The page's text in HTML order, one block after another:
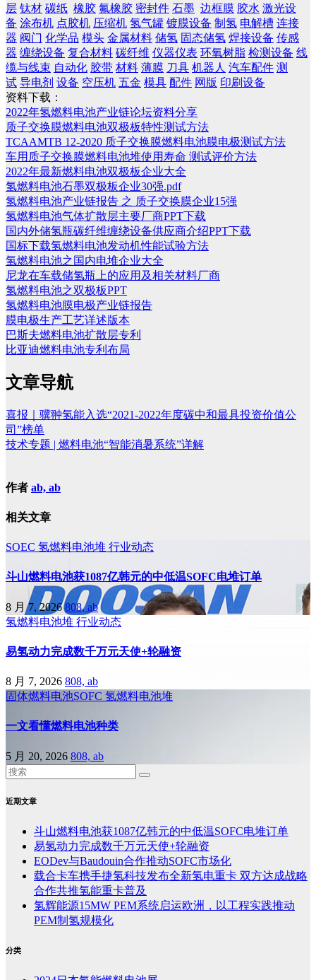
层 钛材 碳纸 橡胶 氟橡胶 密封件 石墨 边框膜 胶水 激光设
备 涂布机 点胶机 压缩机 氢气罐 镀膜设备 制氢 电解槽 连接
器 阀门 化学品 模头 金属材料 储氢 固态储氢 焊接设备 传感
器 缠绕设备 复合材料 碳纤维 仪器仪表 环氧树脂 检测设备 线
缆与线束 自动化 胶带 材料 薄膜 刀具 机器人 汽车配件 测
试 导电剂 设备 空压机 五金 模具 配件 网版 印刷设备
资料下载：
2022年氢燃料电池产业链论坛资料分享
质子交换膜燃料电池双极板特性测试方法
TCAAMTB 12-2020 质子交换膜燃料电池膜电极测试方法
车用质子交换膜燃料电池堆使用寿命 测试评价方法
2022年最新燃料电池双极板企业大全
氢燃料电池石墨双极板企业30强.pdf
氢燃料电池产业链报告 之 质子交换膜企业15强
氢燃料电池气体扩散层主要厂商PPT下载
国内外储氢瓶碳纤维缠绕设备供应商介绍PPT下载
国标下载氢燃料电池发动机性能试验方法
氢燃料电池之国内电堆企业大全
尼龙在车载储氢瓶上的应用及相关材料厂商
氢燃料电池之双极板PPT
氢燃料电池膜电极产业链报告
膜电极生产工艺详述版本
巴斯夫燃料电池扩散层专利
比亚迪燃料电池专利布局
文章导航
喜报｜骥翀氢能入选“2021-2022年度碳中和最具投资价值公
司”榜单
技术专题 | 燃料电池“智能消暑系统”详解
作者 ab, ab
相关文章
SOEC 氢燃料电池堆 行业动态
斗山燃料电池获1087亿韩元的中低温SOFC电堆订单
8 月 7, 2026808, ab
氢燃料电池堆 行业动态
易氢动力完成数千万元天使+轮融资
8 月 7, 2026 808, ab
固体燃料电池SOFC 氢燃料电池堆
一文看懂燃料电池种类
5 月 20, 2026 808, ab
近期文章
斗山燃料电池获1087亿韩元的中低温SOFC电堆订单
易氢动力完成数千万元天使+轮融资
EODev与Baudouin合作推动SOFC市场化
载合卡车携手捷氢科技发布全新氢电重卡 双方达成战略
合作共推氢能重卡普及
氢辉能源15MW PEM系统启运欧洲，以工程实践推动
PEM制氢规模化
分类